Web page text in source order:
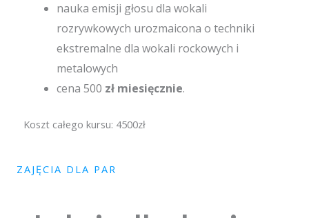
nauka emisji głosu dla wokali
rozrywkowych urozmaicona o techniki
ekstremalne dla wokali rockowych i
metalowych
cena 500 zł miesięcznie.
Koszt całego kursu: 4500zł
ZAJĘCIA DLA PAR